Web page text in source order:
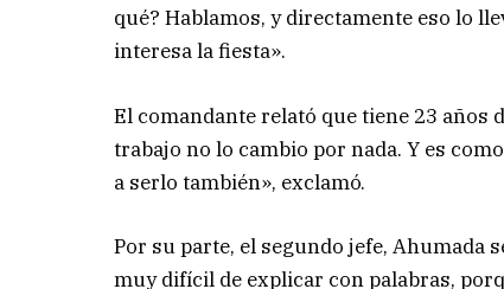
qué? Hablamos, y directamente eso lo
interesa la fiesta».
El comandante relató que tiene 23 años
trabajo no lo cambio por nada. Y es
a serlo también», exclamó.
Por su parte, el segundo jefe, Ahumada
muy difícil de explicar con palabras,